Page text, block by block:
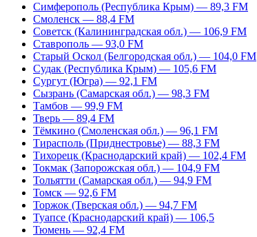
Симферополь (Республика Крым) — 89,3 FM
Смоленск — 88,4 FM
Советск (Калининградская обл.) — 106,9 FM
Ставрополь — 93,0 FM
Старый Оскол (Белгородская обл.) — 104,0 FM
Судак (Республика Крым) — 105,6 FM
Сургут (Югра) — 92,1 FM
Сызрань (Самарская обл.) — 98,3 FM
Тамбов — 99,9 FM
Тверь — 89,4 FM
Тёмкино (Смоленская обл.) — 96,1 FM
Тирасполь (Приднестровье) — 88,3 FM
Тихорецк (Краснодарский край) — 102,4 FM
Токмак (Запорожская обл.) — 104,9 FM
Тольятти (Самарская обл.) — 94,9 FM
Томск — 92,6 FM
Торжок (Тверская обл.) — 94,7 FM
Туапсе (Краснодарский край) — 106,5
Тюмень — 92,4 FM